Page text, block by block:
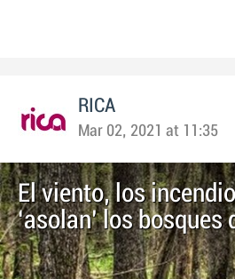
RICA
Mar 02, 2021 at 11:35
El viento, los
‘asolan’ los bosques